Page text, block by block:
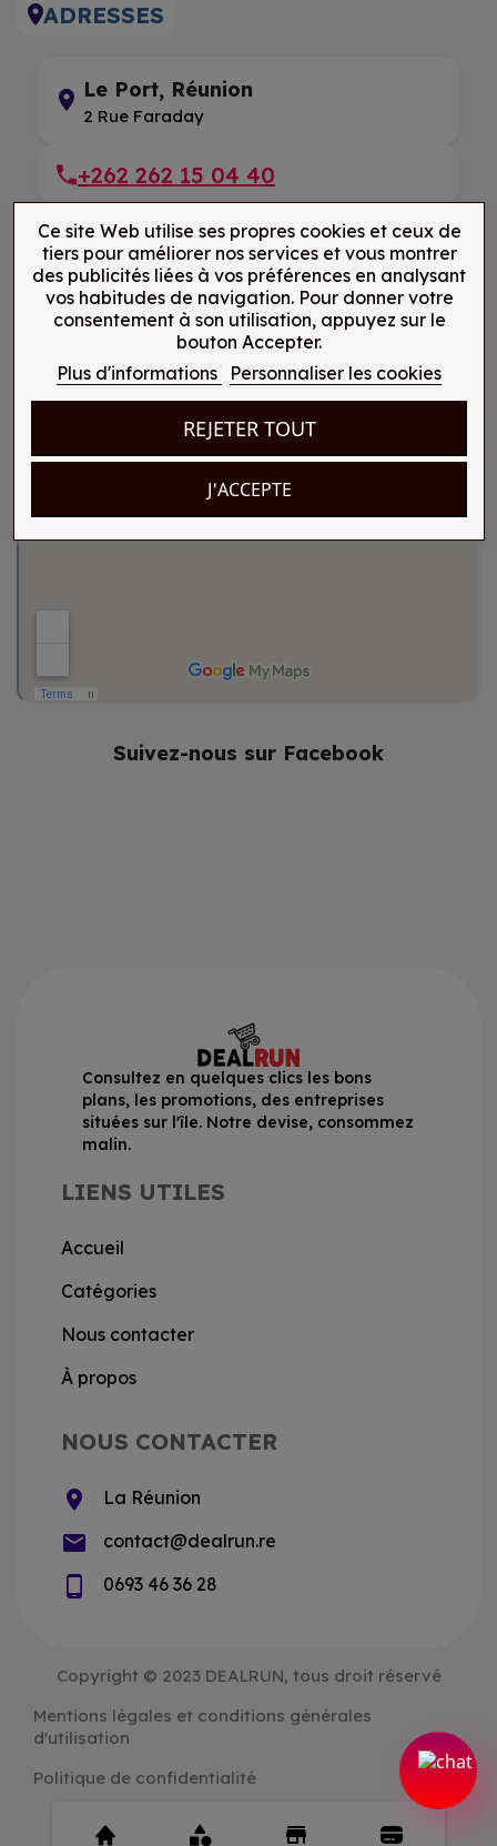
ADRESSES
Le Port, Réunion
2 Rue Faraday
+262 262 15 04 40
Suivez-nous sur Facebook
Ce site Web utilise ses propres cookies et ceux de
tiers pour améliorer nos services et vous montrer
des publicités liées à vos préférences en analysant
vos habitudes de navigation. Pour donner votre
consentement à son utilisation, appuyez sur le
bouton Accepter.
Plus d'informations
Personnaliser les cookies
REJETER TOUT
J'ACCEPTE
Consultez en quelques clics les bons
plans, les promotions, des entreprises
situées sur l'île. Notre devise, consommez
malin.
LIENS UTILES
Accueil
Catégories
Nous contacter
À propos
NOUS CONTACTER
location_on La Réunion
email contact@dealrun.re
phone_android 0693 46 36 28
Copyright © 2023 DEALRUN, tous droit réservé
Mentions légales et conditions générales
d'utilisation
Politique de confidentialité